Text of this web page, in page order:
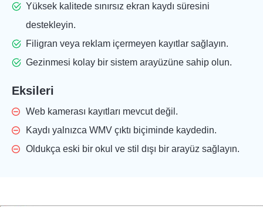
Yüksek kalitede sınırsız ekran kaydı süresini
destekleyin.
Filigran veya reklam içermeyen kayıtlar sağlayın.
Gezinmesi kolay bir sistem arayüzüne sahip olun.
Eksileri
Web kamerası kayıtları mevcut değil.
Kaydı yalnızca WMV çıktı biçiminde kaydedin.
Oldukça eski bir okul ve stil dışı bir arayüz sağlayın.